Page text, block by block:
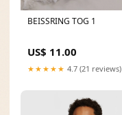
BEISSRING TOG 1
US$ 11.00
★★★★★ 4.7 (21 reviews)